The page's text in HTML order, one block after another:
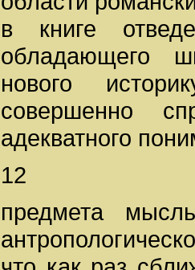
в книге
обладающего
нового
совершенно
адекватного
12
предмета